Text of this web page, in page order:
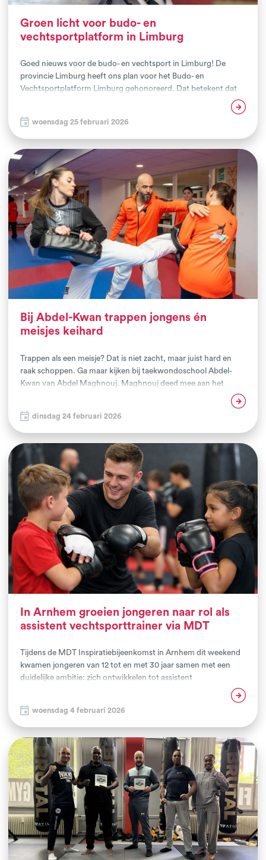
Groen licht voor budo- en
vechtsportplatform in Limburg
Goed nieuws voor de budo- en vechtsport in Limburg! De
provincie Limburg heeft ons plan voor het Budo- en
Vechtsportplatform Limburg gehonoreerd. Dat betekent dat
we in 2026 officieel van start gaan met de uitvoering van dit
vechtsportaanbieders in de hele provincie met elkaar
verbinden, de kwaliteit versterken én de maatschappelijke
kracht van deze sporten beter benutten. Ons doel: meer
Limburgers in beweging krijgen en houden, met extra
aandacht voor mensen in een kwetsbare positie.
woensdag 25 februari 2026
Bij Abdel-Kwan trappen jongens én
meisjes keihard
Trappen als een meisje? Dat is niet zacht, maar juist hard en
raak schoppen. Ga maar kijken bij taekwondoschool Abdel-
Kwan van Abdel Maghnouj. Maghnouj deed mee aan het
kwetsend taalgebruik. ‘Kwetsen zit soms in kleine woorden.’
dinsdag 24 februari 2026
In Arnhem groeien jongeren naar rol als
assistent vechtsporttrainer via MDT
Tijdens de MDT Inspiratiebijeenkomst in Arnhem dit weekend
kwamen jongeren van 12 tot en met 30 jaar samen met een
duidelijke ambitie: zich ontwikkelen tot assistent
vechtsporttrainer. De bijeenkomst kenmerkte zich door een
grote mate van betrokkenheid, motivatie en de wens om via
sport te werken aan persoonlijke groei en maatschappelijke
inzet.Een uitspraak van een van de deelnemers vat de kern van
de bijeenkomst treffend samen: 'Ik wil graag leren dat ik durf
les te geven.'
woensdag 4 februari 2026